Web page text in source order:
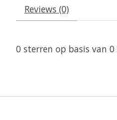
Reviews (0)
0 sterren op basis van 0